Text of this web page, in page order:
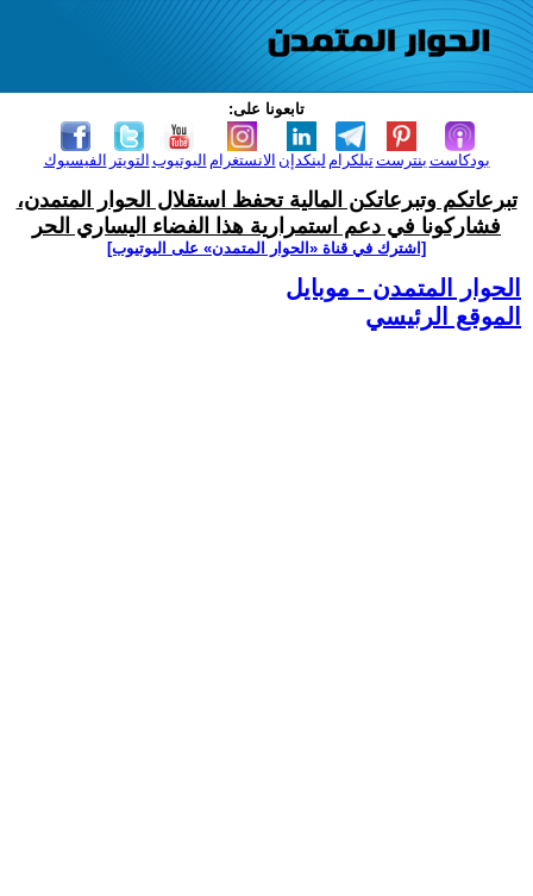
تابعونا على:
الفيسبوك التويتر اليوتيوب الانستغرام لينكدإن تيلكرامبنترست بودكاست
تبرعاتكم وتبرعاتكن المالية تحفظ استقلال الحوار المتمدن،
فشاركونا في دعم استمرارية هذا الفضاء اليساري الحر
[اشترك في قناة ‫«الحوار المتمدن» على اليوتيوب]
الحوار المتمدن - موبايل
الموقع الرئيسي